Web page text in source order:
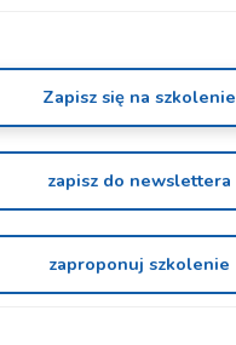
Zapisz się na szkolenie
zapisz do newslettera
zaproponuj szkolenie